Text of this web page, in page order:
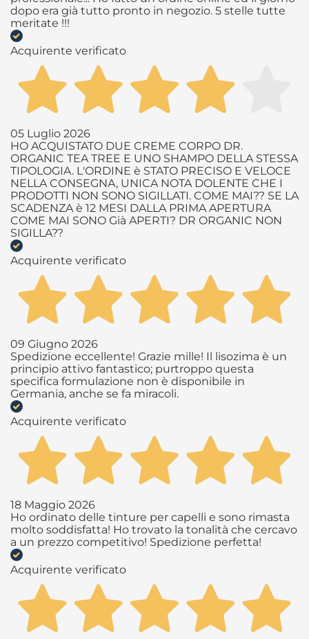
dopo era già tutto pronto in negozio. 5 stelle tutte
meritate !!!
Acquirente verificato
05 Luglio 2026
HO ACQUISTATO DUE CREME CORPO DR.
ORGANIC TEA TREE E UNO SHAMPO DELLA STESSA
TIPOLOGIA. L'ORDINE è STATO PRECISO E VELOCE
NELLA CONSEGNA, UNICA NOTA DOLENTE CHE I
PRODOTTI NON SONO SIGILLATI. COME MAI?? SE LA
SCADENZA è 12 MESI DALLA PRIMA APERTURA
COME MAI SONO Già APERTI? DR ORGANIC NON
SIGILLA??
Acquirente verificato
09 Giugno 2026
Spedizione eccellente! Grazie mille! Il lisozima è un
principio attivo fantastico; purtroppo questa
specifica formulazione non è disponibile in
Germania, anche se fa miracoli.
Acquirente verificato
18 Maggio 2026
Ho ordinato delle tinture per capelli e sono rimasta
molto soddisfatta! Ho trovato la tonalità che cercavo
a un prezzo competitivo! Spedizione perfetta!
Acquirente verificato